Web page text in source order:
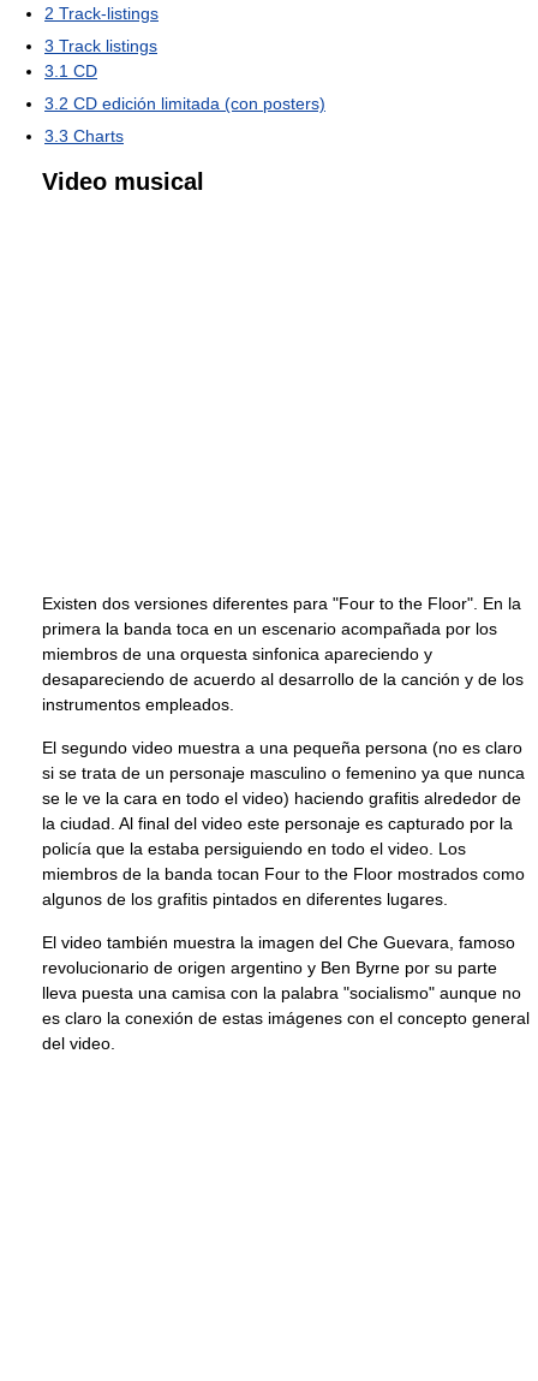
2 Track-listings
3 Track listings
3.1 CD
3.2 CD edición limitada (con posters)
3.3 Charts
Video musical
Existen dos versiones diferentes para "Four to the Floor". En la
primera la banda toca en un escenario acompañada por los
miembros de una orquesta sinfonica apareciendo y
desapareciendo de acuerdo al desarrollo de la canción y de los
instrumentos empleados.
El segundo video muestra a una pequeña persona (no es claro
si se trata de un personaje masculino o femenino ya que nunca
se le ve la cara en todo el video) haciendo grafitis alrededor de
la ciudad. Al final del video este personaje es capturado por la
policía que la estaba persiguiendo en todo el video. Los
miembros de la banda tocan Four to the Floor mostrados como
algunos de los grafitis pintados en diferentes lugares.
El video también muestra la imagen del Che Guevara, famoso
revolucionario de origen argentino y Ben Byrne por su parte
lleva puesta una camisa con la palabra "socialismo" aunque no
es claro la conexión de estas imágenes con el concepto general
del video.